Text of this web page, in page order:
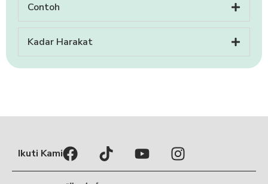
Contoh
Kadar Harakat
Ikuti Kami